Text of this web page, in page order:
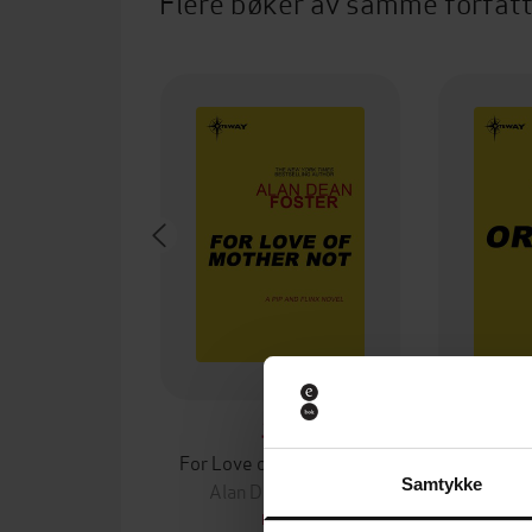
Samtykke
35,-
For Love of Mother-Not
Alan Dean Foster
EBOK